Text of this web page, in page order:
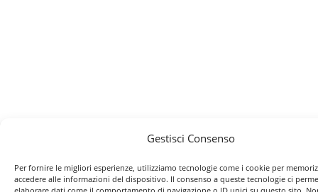
Gestisci Consenso
Per fornire le migliori esperienze, utilizziamo tecnologie come i cookie per
accedere alle informazioni del dispositivo. Il consenso a queste tecnologie ci